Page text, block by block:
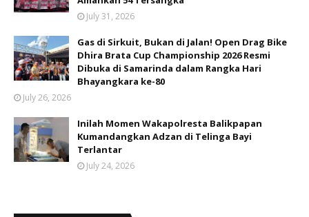
July 31, 2026
Gas di Sirkuit, Bukan di Jalan! Open Drag Bike
Dhira Brata Cup Championship 2026 Resmi
Dibuka di Samarinda dalam Rangka Hari
Bhayangkara ke-80
July 26, 2026
Inilah Momen Wakapolresta Balikpapan
Kumandangkan Adzan di Telinga Bayi
Terlantar
July 24, 2026